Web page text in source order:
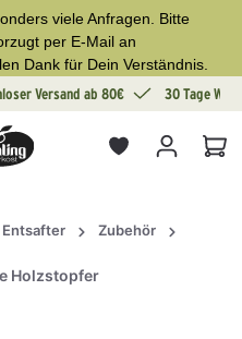
viele Anfragen. Bitte
per E-Mail an
Dank für Dein Verständnis.
Versand ab 80€ 30 Tage
Entsafter
Zubehör
Holzstopfer